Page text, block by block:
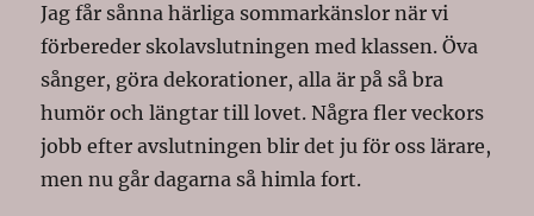
Jag får sånna härliga sommarkänslor när vi
förbereder skolavslutningen med klassen. Öva
sånger, göra dekorationer, alla är på så bra
humör och längtar till lovet. Några fler veckors
jobb efter avslutningen blir det ju för oss lärare,
men nu går dagarna så himla fort.